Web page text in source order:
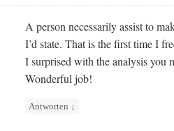
A person necessarily assist to
I’d state. That is the first time I
I surprised with the analysis you
Wonderful job!
Antworten ↓